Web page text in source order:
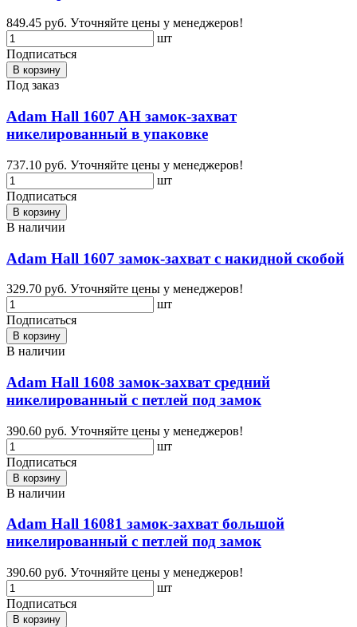
849.45 руб. Уточняйте цены у менеджеров!
шт
Подписаться
В корзину
Под заказ
Adam Hall 1607 AH замок-захват
никелированный в упаковке
737.10 руб. Уточняйте цены у менеджеров!
шт
Подписаться
В корзину
В наличии
Adam Hall 1607 замок-захват с накидной скобой
329.70 руб. Уточняйте цены у менеджеров!
шт
Подписаться
В корзину
В наличии
Adam Hall 1608 замок-захват средний
никелированный с петлей под замок
390.60 руб. Уточняйте цены у менеджеров!
шт
Подписаться
В корзину
В наличии
Adam Hall 16081 замок-захват большой
никелированный с петлей под замок
390.60 руб. Уточняйте цены у менеджеров!
шт
Подписаться
В корзину